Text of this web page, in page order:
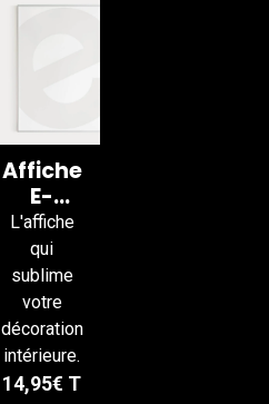
Affiche
E-
monsit
e
L'affiche
qui
sublime
votre
décoration
intérieure.
14,95€ T